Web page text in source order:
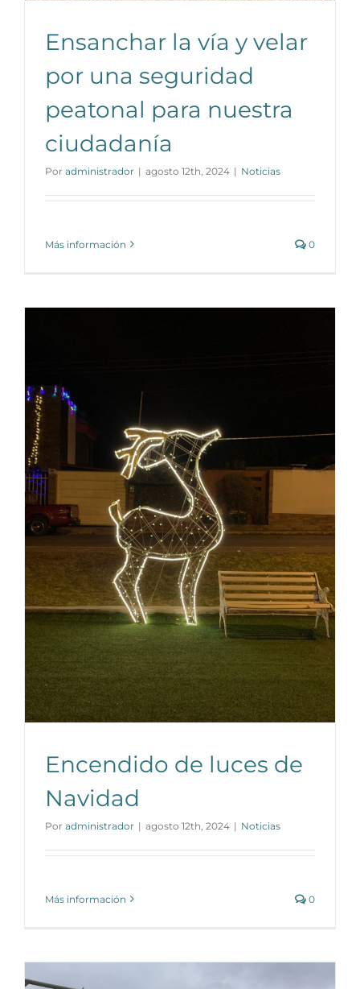
Ensanchar la vía y velar
por una seguridad
peatonal para nuestra
ciudadanía
Por administrador | agosto 12th, 2024 | Noticias
Más información 0
Encendido de luces de
Navidad
Por administrador | agosto 12th, 2024 | Noticias
Más información 0